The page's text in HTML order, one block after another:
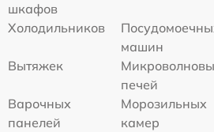
шкафов
Холодильников
машин
Вытяжек
печей
Варочных
панелей
Морозильных
камер